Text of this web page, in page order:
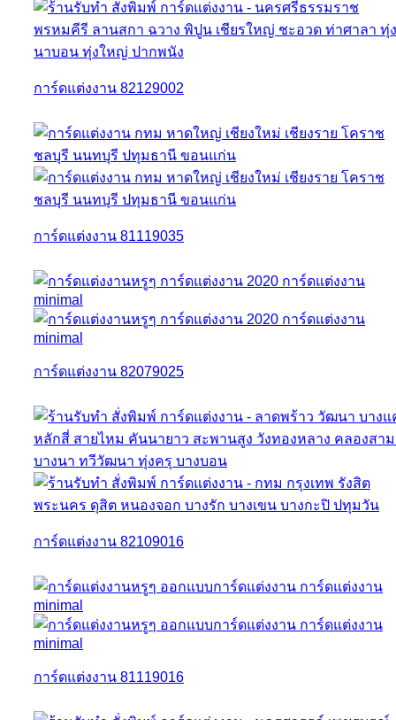
การ์ดแต่งงาน 82129002
การ์ดแต่งงาน 81119035
การ์ดแต่งงาน 82079025
การ์ดแต่งงาน 82109016
การ์ดแต่งงาน 81119016